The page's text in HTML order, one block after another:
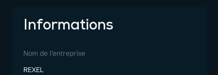
Informations
Nom de l'entreprise
REXEL